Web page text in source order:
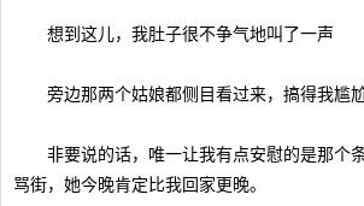
想到这儿，我肚子很不争气地叫了一声
旁边那两个姑娘都侧目看过来，搞得我尴尬
非要说的话，唯一让我有点安慰的是那个
骂街，她今晚肯定比我回家更晚。